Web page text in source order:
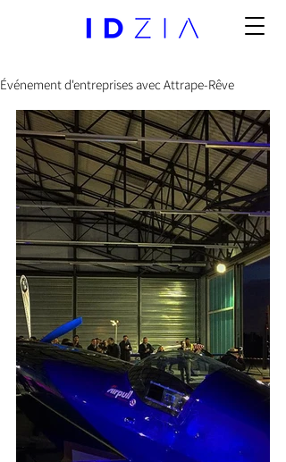
Événement d'entreprises avec Attrape-Rêve